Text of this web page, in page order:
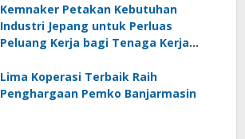
Kemnaker Petakan Kebutuhan
Industri Jepang untuk Perluas
Peluang Kerja bagi Tenaga Kerja
Lima Koperasi Terbaik Raih
Penghargaan Pemko Banjarmasin